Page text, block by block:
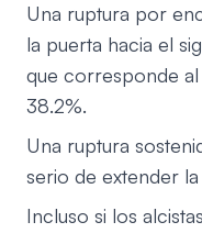
Una ruptura por
la puerta hacia el
que corresponde
38.2%.
Una ruptura
serio de extender
Incluso si los